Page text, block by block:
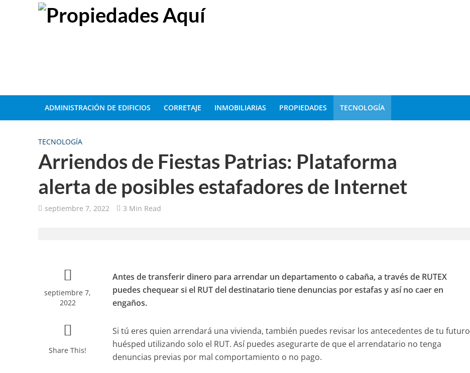
ADMINISTRACIÓN DE EDIFICIOS CORRETAJE INMOBILIARIAS PROPIEDADES TECNOLOGÍA
TECNOLOGÍA
Arriendos de Fiestas Patrias: Plataforma
alerta de posibles estafadores de Internet
septiembre 7, 2022 3 Min Read
septiembre 7,
2022
Share This!
Antes de transferir dinero para arrendar un departamento o cabaña, a través de RUTEX
puedes chequear si el RUT del destinatario tiene denuncias por estafas y así no caer en
engaños.
Si tú eres quien arrendará una vivienda, también puedes revisar los antecedentes de tu futuro
huésped utilizando solo el RUT. Así puedes asegurarte de que el arrendatario no tenga
denuncias previas por mal comportamiento o no pago.